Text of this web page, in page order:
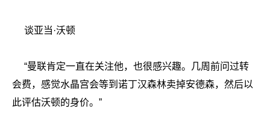
谈亚当·沃顿
“曼联肯定一直在关注他，也很感兴趣。几周前问过转
会费，感觉水晶宫会等到诺丁汉森林卖掉安德森，然后以
此评估沃顿的身价。”